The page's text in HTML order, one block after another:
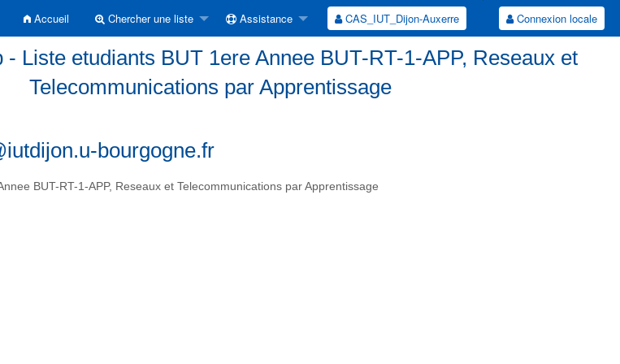
Accueil Chercher une liste Assistance CAS_IUT_Dijon-Auxerre Connexion locale
- Liste etudiants BUT 1ere Annee BUT-RT-1-APP, Reseaux et
Telecommunications par Apprentissage
bourgogne.fr
BUT-RT-1-APP, Reseaux et Telecommunications par Apprentissage